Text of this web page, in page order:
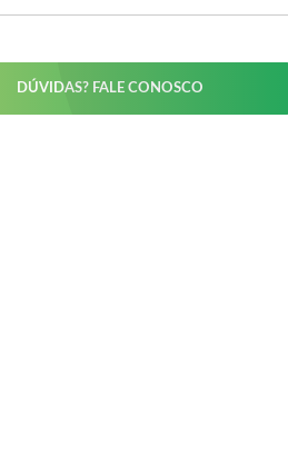
DÚVIDAS? FALE CONOSCO